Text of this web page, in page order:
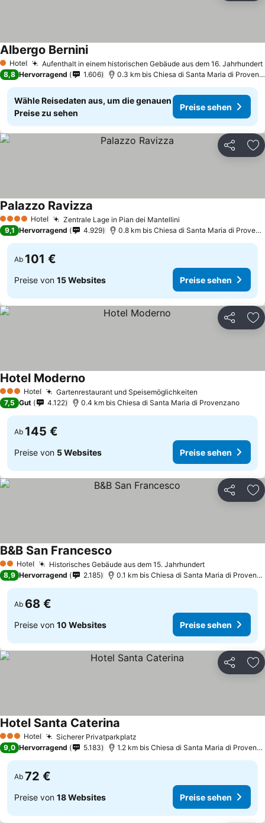
1 Sterne
Hotel Aufenthalt in einem historischen Gebäude aus dem 16. Jahrhundert
Albergo BerniniPreise sehen
8,8 Hervorragend 1.606 0.3 km bis Chiesa di Santa Maria di
Wähle Reisedaten aus, um die genauen
Preise zu sehen
Preise sehen
Teilen
4 Sterne Hotel Zentrale Lage in Pian dei Mantellini
Palazzo Ravizza
9,1 Hervorragend 4.929 0.8 km bis Chiesa di Santa Maria di
Ab 101 €
Preise von 15 Websites Preise sehen
Teilen
3 SterneHotel Gartenrestaurant und Speisemöglichkeiten
Hotel Moderno
7,5 Gut 4.122 0.4 km bis Chiesa di Santa Maria di Provenzano
Ab 145 €
Preise von 5 Websites Preise sehen
Teilen
2 Sterne
Hotel Historisches Gebäude aus dem 15. JahrhundertPreise sehen
B&B San Francesco
8,9 Hervorragend 2.185 0.1 km bis Chiesa di Santa Maria di
Ab 68 €
Preise von 10 Websites Preise sehen
Teilen
3 SterneHotel Sicherer Privatparkplatz
Hotel Santa Caterina
9,0 Hervorragend 5.183 1.2 km bis Chiesa di Santa Maria di
Ab 72 €
Preise von 18 Websites Preise sehen